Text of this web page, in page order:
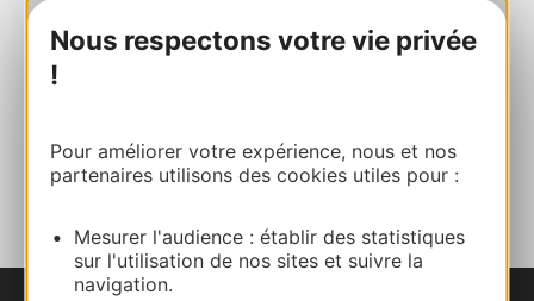
Nous respectons votre vie privée
!
Pour améliorer votre expérience, nous et nos
partenaires utilisons des cookies utiles pour :
Mesurer l'audience : établir des statistiques
sur l'utilisation de nos sites et suivre la
navigation.
AJOUTER
AU CARNET